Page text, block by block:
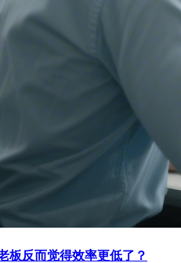
板反而觉得效率更低了？